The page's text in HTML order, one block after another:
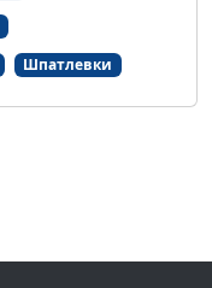
Шпатлевки